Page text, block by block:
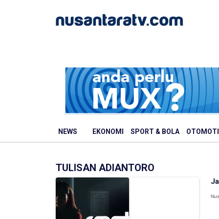
NEWS EKONOMI SPORT & BOLA
TULISAN ADIANTORO